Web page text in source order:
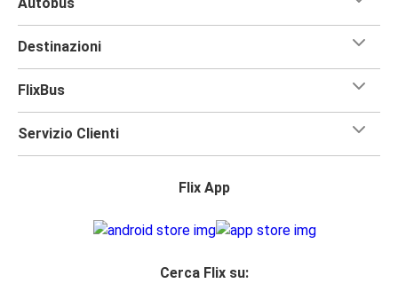
Destinazioni
FlixBus
Servizio Clienti
Flix App
Cerca Flix su: